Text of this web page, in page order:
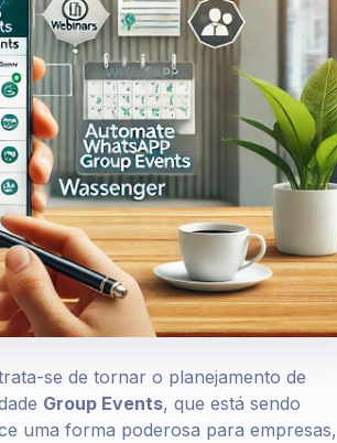
se de tornar o planejamento de
Group Events, que está sendo
uma forma poderosa para empresas,